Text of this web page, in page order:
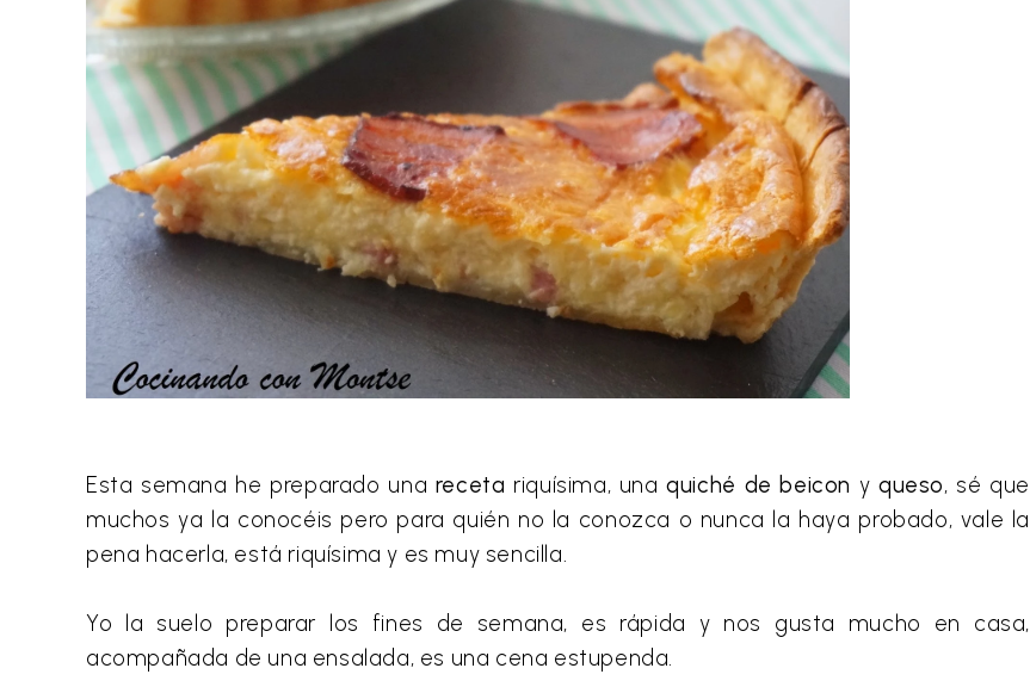
Esta semana he preparado una receta riquísima, unaquiché de beicon yqueso, sé que
muchos ya la conocéis pero para quién no la conozca o nunca la haya probado, vale la
pena hacerla, está riquísima y es muy sencilla.
Yo la suelo preparar los fines de semana, es rápida y nos gusta mucho en casa,
acompañada de una ensalada, es una cena estupenda.